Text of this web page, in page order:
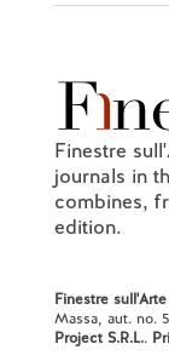
Finestre
journals in
combines,
edition.
Finestre sull'Arte
Massa, aut. no.
Project S.R.L..